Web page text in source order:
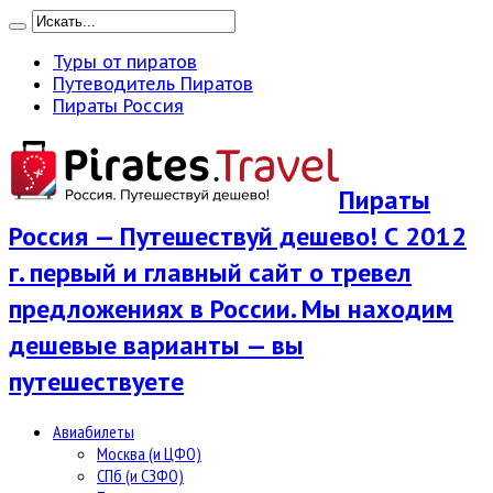
Туры от пиратов
Путеводитель Пиратов
Пираты Россия
Пираты
Россия — Путешествуй дешево! С 2012
г. первый и главный сайт о тревел
предложениях в России. Мы находим
дешевые варианты — вы
путешествуете
Авиабилеты
Москва (и ЦФО)
СПб (и СЗФО)